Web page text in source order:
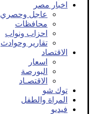
اخبار مصر
عاجل وحصري
محافظات
احزاب ونواب
تقارير وحوادث
الاقتصاد
اسعار
البورصة
الاقتصـاد
توك شو
المراة والطفل
فيديو